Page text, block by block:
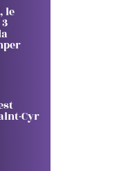
le
Cyr